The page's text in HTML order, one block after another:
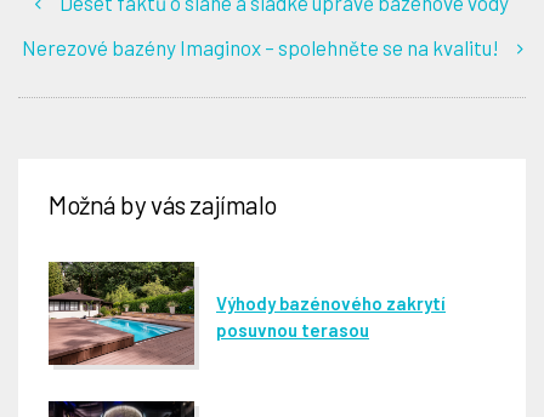
Nerezové bazény Imaginox – spolehněte se na kvalitu!
Možná by vás zajímalo
Výhody bazénového zakrytí
posuvnou terasou